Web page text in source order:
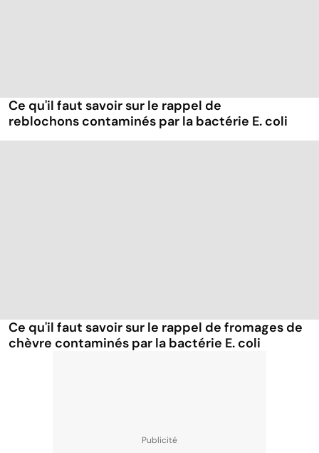
Ce qu'il faut savoir sur le rappel de
reblochons contaminés par la bactérie E. coli
Ce qu'il faut savoir sur le rappel de fromages de
chèvre contaminés par la bactérie E. coli